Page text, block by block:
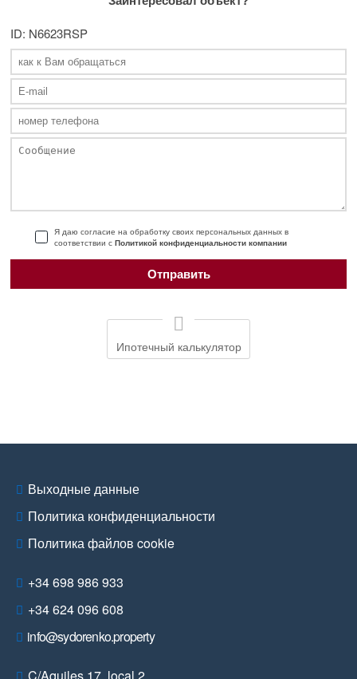
ID: N6623RSP
Я даю согласие на обработку своих персональных данных в
соответствии с Политикой конфиденциальности компании
Ипотечный калькулятор
Выходные данные
Политика конфиденциальности
Политика файлов cookie
+34 698 986 933
+34 624 096 608
info@sydorenko.property